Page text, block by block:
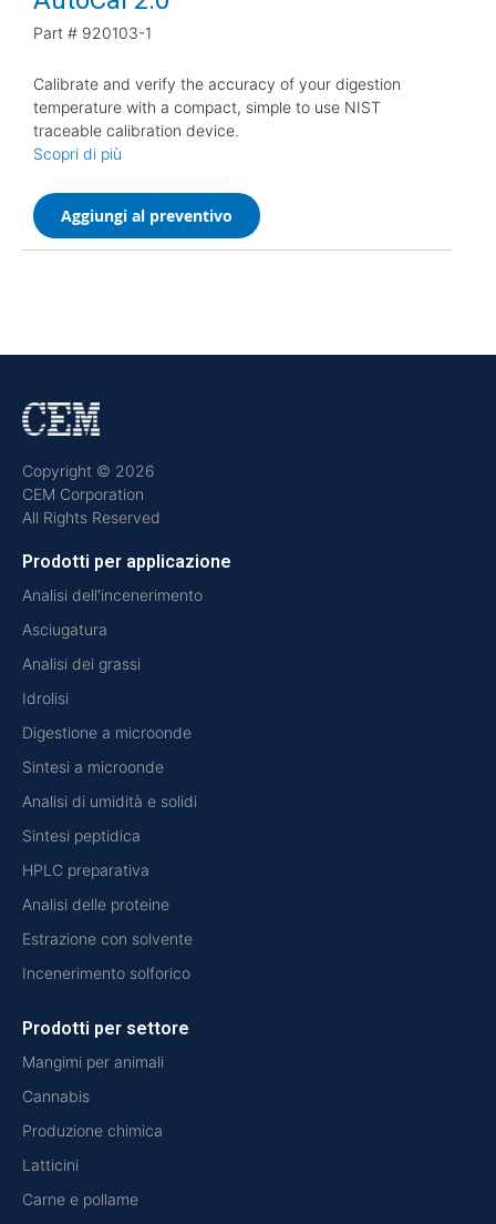
Part # 920103-1
Calibrate and verify the accuracy of your digestion
temperature with a compact, simple to use NIST
traceable calibration device.
Scopri di più
Aggiungi al preventivo
Copyright © 2026
CEM Corporation
All Rights Reserved
Prodotti per applicazione
Analisi dell'incenerimento
Asciugatura
Analisi dei grassi
Idrolisi
Digestione a microonde
Sintesi a microonde
Analisi di umidità e solidi
Sintesi peptidica
HPLC preparativa
Analisi delle proteine
Estrazione con solvente
Incenerimento solforico
Prodotti per settore
Mangimi per animali
Cannabis
Produzione chimica
Latticini
Carne e pollame